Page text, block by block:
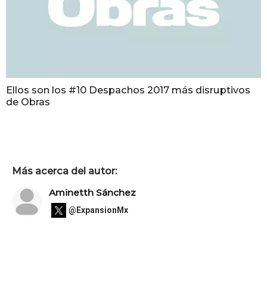
Ellos son los #10 Despachos 2017 más disruptivos
de Obras
Más acerca del autor:
Aminetth Sánchez
@ExpansionMx